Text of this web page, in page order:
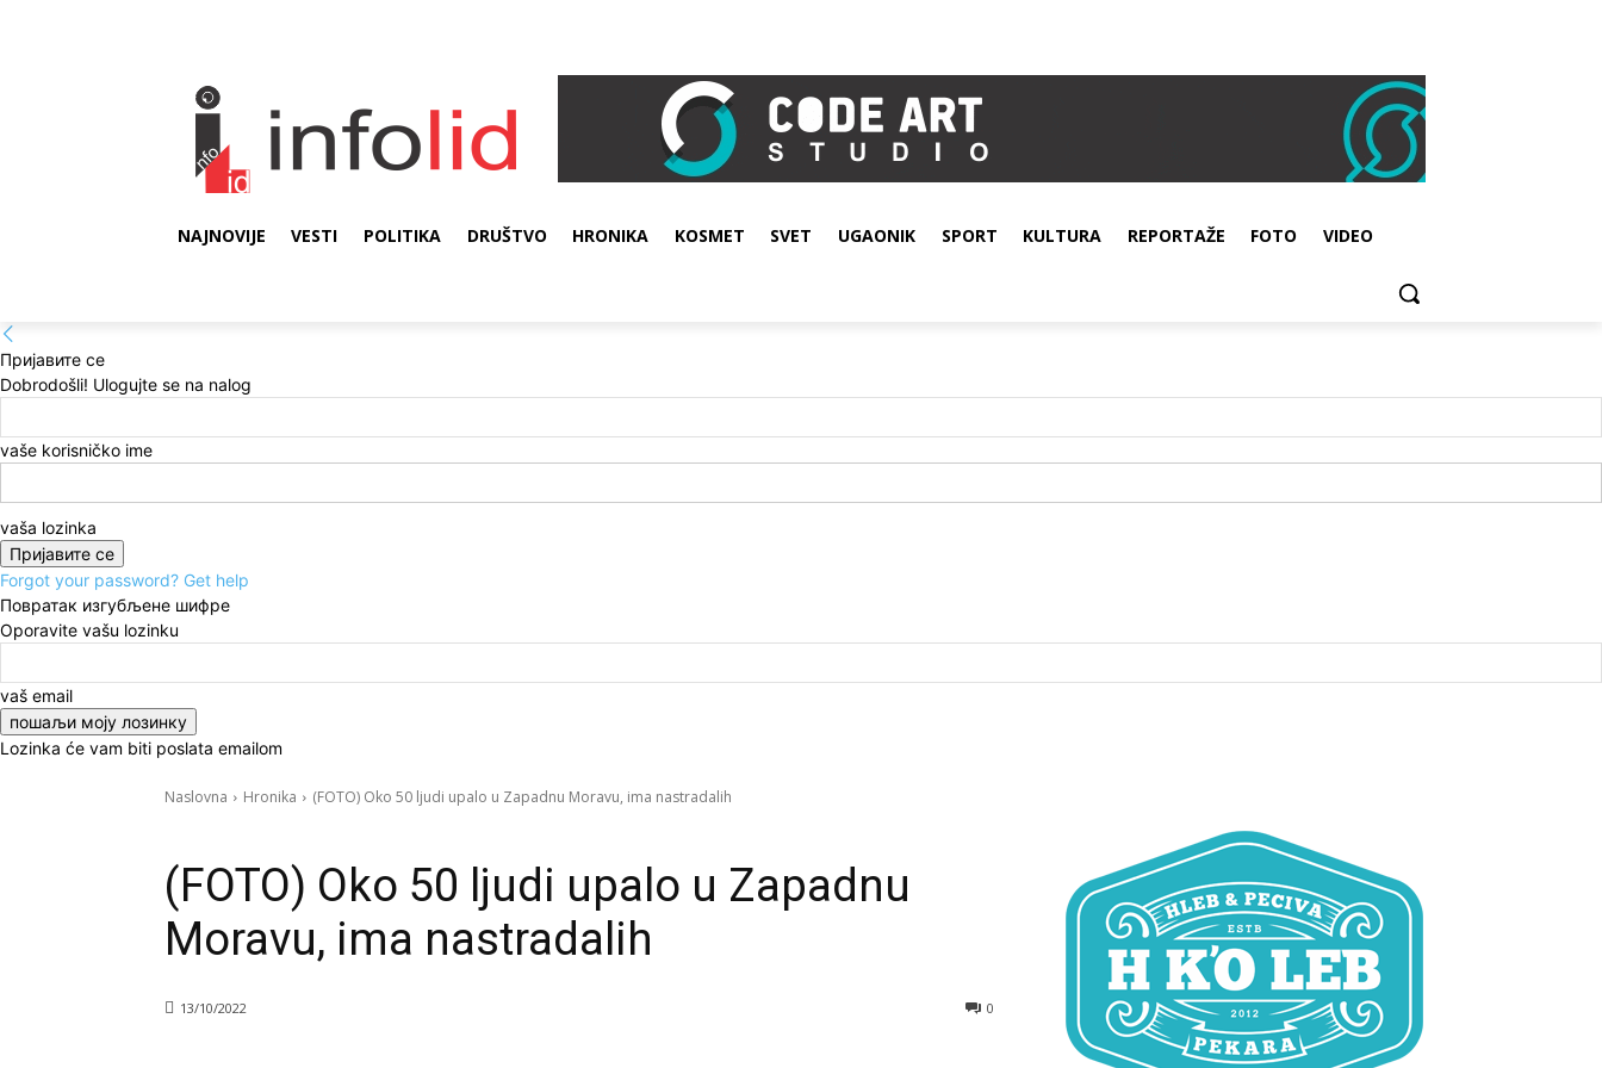
NAJNOVIJE VESTI POLITIKA DRUŠTVO HRONIKA KOSMET SVET UGAONIK SPORT KULTURA REPORTAŽE FOTO VIDEO
Пријавите се
Dobrodošli! Ulogujte se na nalog
vaše korisničko ime
vaša lozinka
Forgot your password? Get help
Повратак изгубљене шифре
Oporavite vašu lozinku
vaš email
Lozinka će vam biti poslata emailom
Naslovna Hronika (FOTO) Oko 50 ljudi upalo u Zapadnu Moravu, ima nastradalih
(FOTO) Oko 50 ljudi upalo u Zapadnu
Moravu, ima nastradalih
13/10/2022 0